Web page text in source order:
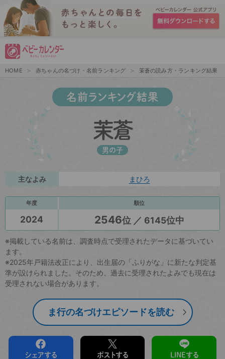
HOME 赤ちゃんの名づけ・名前ランキング 茉蒼の読み方・ランキング結果
名前ランキング結果
茉蒼
男の子
主なよみ まひろ
年度 順位
2024 2546位 ／ 6145位中
※掲載している名前は、調査時点で受理されたデータに基づいてい
ます。
※2025年戸籍法改正により、出生届の「ふりがな」に新たな判定基
準が設けられました。そのため、過去に受理されたよみでも現在は
受理されない場合があります。
ま行の名づけエピソードを読む
シェアする ポストする LINEする